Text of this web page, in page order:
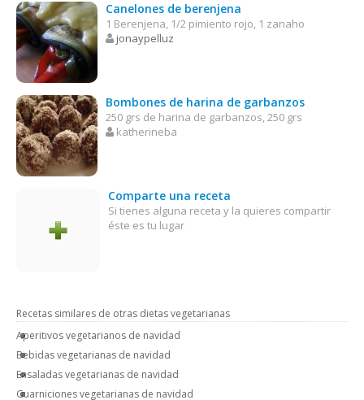
Canelones de berenjena
1 Berenjena, 1/2 pimiento rojo, 1 zanaho
jonaypelluz
Bombones de harina de garbanzos
250 grs de harina de garbanzos, 250 grs
katherineba
Comparte una receta
Si tienes alguna receta y la quieres compartir
éste es tu lugar
Recetas similares de otras dietas vegetarianas
Aperitivos vegetarianos de navidad
Bebidas vegetarianas de navidad
Ensaladas vegetarianas de navidad
Guarniciones vegetarianas de navidad